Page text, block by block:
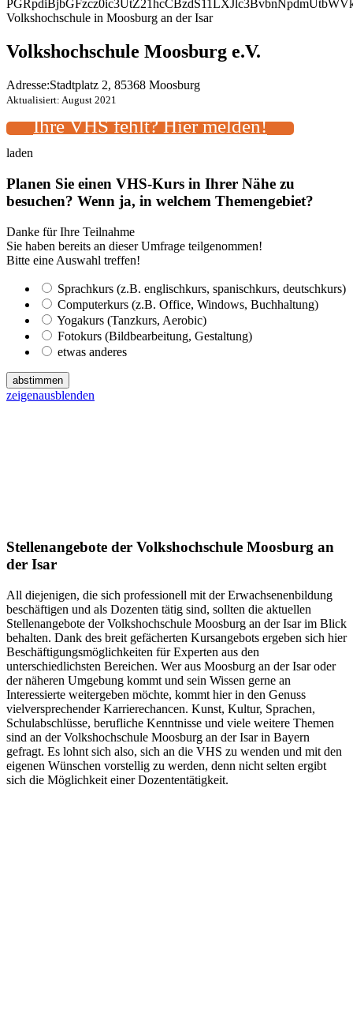
Volkshochschule in Moosburg an der Isar
Volkshochschule Moosburg e.V.
Adresse:Stadtplatz 2, 85368 Moosburg
Aktualisiert: August 2021
Ihre VHS fehlt? Hier melden!
laden
Planen Sie einen VHS-Kurs in Ihrer Nähe zu
besuchen? Wenn ja, in welchem Themengebiet?
Danke für Ihre Teilnahme
Sie haben bereits an dieser Umfrage teilgenommen!
Bitte eine Auswahl treffen!
Sprachkurs (z.B. englischkurs, spanischkurs, deutschkurs)
Computerkurs (z.B. Office, Windows, Buchhaltung)
Yogakurs (Tanzkurs, Aerobic)
Fotokurs (Bildbearbeitung, Gestaltung)
etwas anderes
abstimmen
zeigenausblenden
Stellenangebote der Volkshochschule Moosburg an
der Isar
All diejenigen, die sich professionell mit der Erwachsenenbildung
beschäftigen und als Dozenten tätig sind, sollten die aktuellen
Stellenangebote der Volkshochschule Moosburg an der Isar im Blick
behalten. Dank des breit gefächerten Kursangebots ergeben sich hier
Beschäftigungsmöglichkeiten für Experten aus den
unterschiedlichsten Bereichen. Wer aus Moosburg an der Isar oder
der näheren Umgebung kommt und sein Wissen gerne an
Interessierte weitergeben möchte, kommt hier in den Genuss
vielversprechender Karrierechancen. Kunst, Kultur, Sprachen,
Schulabschlüsse, berufliche Kenntnisse und viele weitere Themen
sind an der Volkshochschule Moosburg an der Isar in Bayern
gefragt. Es lohnt sich also, sich an die VHS zu wenden und mit den
eigenen Wünschen vorstellig zu werden, denn nicht selten ergibt
sich die Möglichkeit einer Dozententätigkeit.